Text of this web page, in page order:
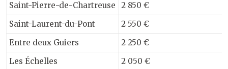
Saint-Pierre-de-Chartreuse
2 850 €
Saint-Laurent-du-Pont
2 550 €
Entre deux Guiers
2 250 €
Les Échelles
2 050 €